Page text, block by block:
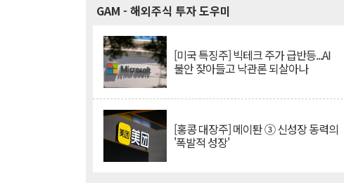
GAM - 해외주식 투자 도우미
[미국 특징주] 빅테크 주가 급반등...AI
불안 잦아들고 낙관론 되살아나
[홍콩 대장주] 메이퇀 ③ 신성장 동력의
'폭발적 성장'